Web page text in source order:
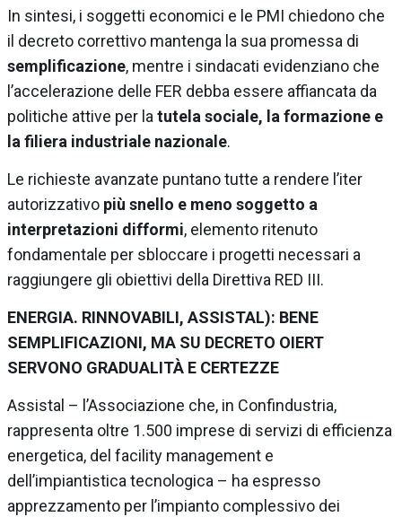
In sintesi, i soggetti economici e le PMI chiedono che
il decreto correttivo mantenga la sua promessa di
semplificazione, mentre i sindacati evidenziano che
l’accelerazione delle FER debba essere affiancata da
politiche attive per la tutela sociale, la formazione e
la filiera industriale nazionale.
Le richieste avanzate puntano tutte a rendere l’iter
autorizzativo più snello e meno soggetto a
interpretazioni difformi, elemento ritenuto
fondamentale per sbloccare i progetti necessari a
raggiungere gli obiettivi della Direttiva RED III.
ENERGIA. RINNOVABILI, ASSISTAL): BENE
SEMPLIFICAZIONI, MA SU DECRETO OIERT
SERVONO GRADUALITÀ E CERTEZZE
Assistal – l’Associazione che, in Confindustria,
rappresenta oltre 1.500 imprese di servizi di efficienza
energetica, del facility management e
dell’impiantistica tecnologica – ha espresso
apprezzamento per l’impianto complessivo dei